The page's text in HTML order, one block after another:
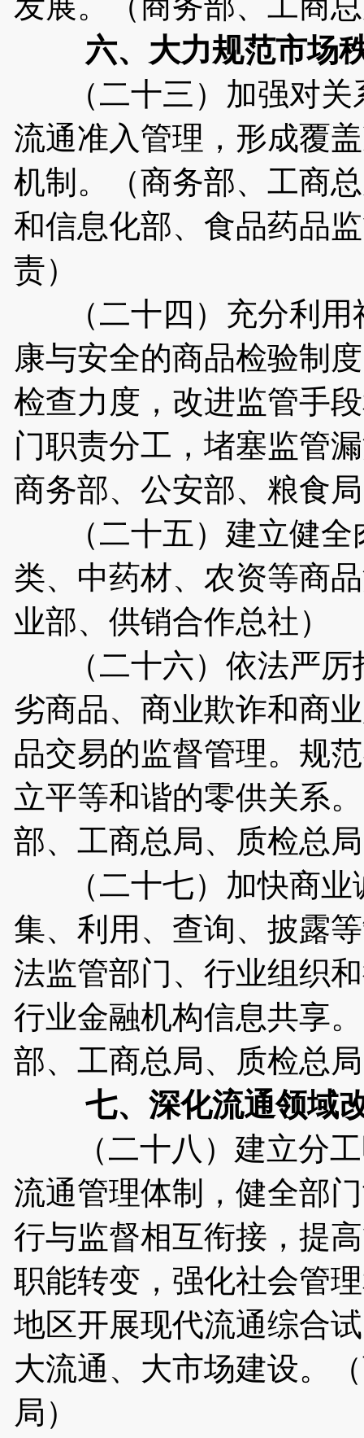
六、大力规范市场
（二十三）加强对关
流通准入管理，形成覆
机制。（商务部、工商
和信息化部、食品药品
责）
（二十四）充分利用
康与安全的商品检验制
检查力度，改进监管手
门职责分工，堵塞监管
商务部、公安部、粮食
（二十五）建立健全
类、中药材、农资等商
业部、供销合作总社）
（二十六）依法严厉
劣商品、商业欺诈和商
品交易的监督管理。规
立平等和谐的零供关系
部、工商总局、质检总
（二十七）加快商业
集、利用、查询、披露
法监管部门、行业组织
行业金融机构信息共享
部、工商总局、质检总
七、深化流通领域
（二十八）建立分工
流通管理体制，健全部
行与监督相互衔接，提
职能转变，强化社会管
地区开展现代流通综合
大流通、大市场建设。
局）